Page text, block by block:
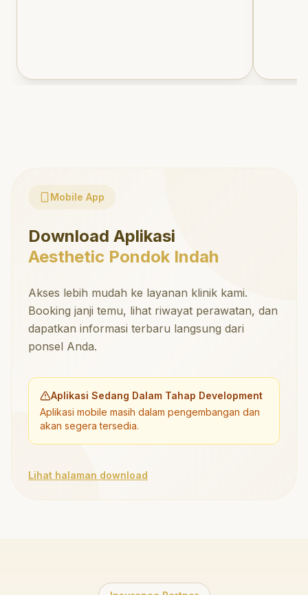
Mobile App
Download Aplikasi
Aesthetic Pondok Indah
Akses lebih mudah ke layanan klinik kami.
Booking janji temu, lihat riwayat perawatan, dan
dapatkan informasi terbaru langsung dari
ponsel Anda.
Aplikasi Sedang Dalam Tahap Development
Aplikasi mobile masih dalam pengembangan dan
akan segera tersedia.
Lihat halaman download